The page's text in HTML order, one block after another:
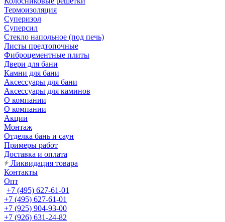
Термоизоляция
Суперизол
Суперсил
Стекло напольное (под печь)
Листы предтопочные
Фиброцементные плиты
Двери для бани
Камни для бани
Аксессуары для бани
Аксессуары для каминов
О компании
О компании
Акции
Монтаж
Отделка бань и саун
Примеры работ
Доставка и оплата
Ликвидация товара
Контакты
Опт
+7 (495) 627-61-01
+7 (495) 627-61-01
+7 (925) 904-93-00
+7 (926) 631-24-82